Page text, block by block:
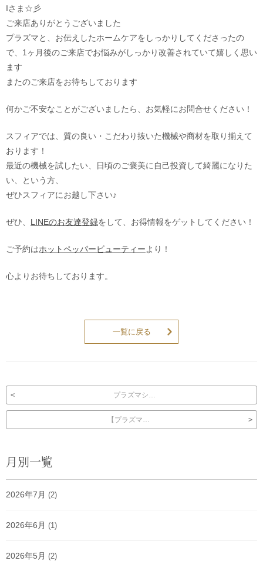
Iさま☆彡
ご来店ありがとうございました
プラズマと、お伝えしたホームケアをしっかりしてくださったの
で、1ヶ月後のご来店でお悩みがしっかり改善されていて嬉しく思い
ます
またのご来店をお待ちしております
何かご不安なことがございましたら、お気軽にお問合せください！
スフィアでは、質の良い・こだわり抜いた機械や商材を取り揃えて
おります！
最近の機械を試したい、日頃のご褒美に自己投資して綺麗になりた
い、という方、
ぜひスフィアにお越し下さい♪
ぜひ、 LINEのお友達登録をして、お得情報をゲットしてください！
ご予約はホットペッパービューティーより！
心よりお待ちしております。
一覧に戻る
投稿ナビゲーション プラズマシ…
【プラズマ…
月別一覧
2026年7月 (2)
2026年6月 (1)
2026年5月 (2)